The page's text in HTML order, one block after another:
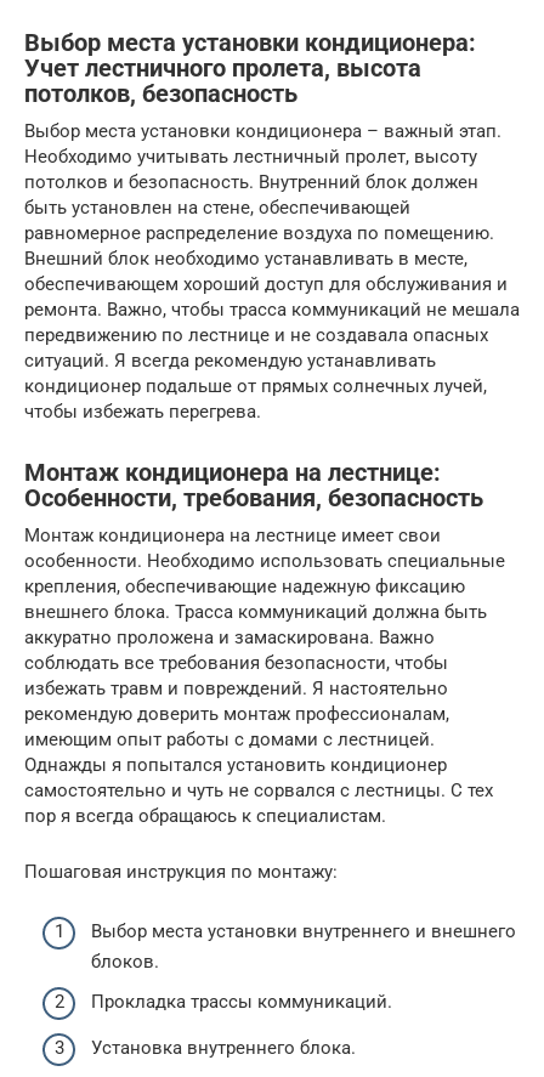
Выбор места установки кондиционера:
Учет лестничного пролета, высота
потолков, безопасность
Выбор места установки кондиционера – важный этап.
Необходимо учитывать лестничный пролет, высоту
потолков и безопасность. Внутренний блок должен
быть установлен на стене, обеспечивающей
равномерное распределение воздуха по помещению.
Внешний блок необходимо устанавливать в месте,
обеспечивающем хороший доступ для обслуживания и
ремонта. Важно, чтобы трасса коммуникаций не мешала
передвижению по лестнице и не создавала опасных
ситуаций. Я всегда рекомендую устанавливать
кондиционер подальше от прямых солнечных лучей,
чтобы избежать перегрева.
Монтаж кондиционера на лестнице:
Особенности, требования, безопасность
Монтаж кондиционера на лестнице имеет свои
особенности. Необходимо использовать специальные
крепления, обеспечивающие надежную фиксацию
внешнего блока. Трасса коммуникаций должна быть
аккуратно проложена и замаскирована. Важно
соблюдать все требования безопасности, чтобы
избежать травм и повреждений. Я настоятельно
рекомендую доверить монтаж профессионалам,
имеющим опыт работы с домами с лестницей.
Однажды я попытался установить кондиционер
самостоятельно и чуть не сорвался с лестницы. С тех
пор я всегда обращаюсь к специалистам.
Пошаговая инструкция по монтажу:
Выбор места установки внутреннего и внешнего
блоков.
Прокладка трассы коммуникаций.
Установка внутреннего блока.